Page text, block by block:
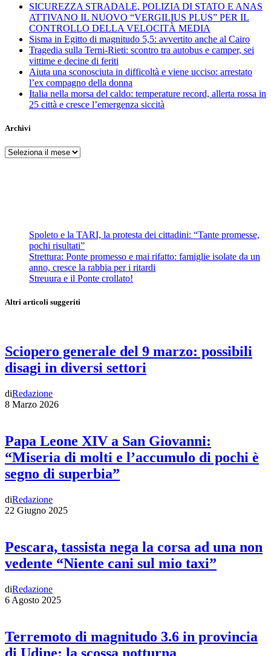
SICUREZZA STRADALE, POLIZIA DI STATO E ANAS
ATTIVANO IL NUOVO “VERGILIUS PLUS” PER IL
CONTROLLO DELLA VELOCITÀ MEDIA
Sisma in Egitto di magnitudo 5,5: avvertito anche al Cairo
Tragedia sulla Terni-Rieti: scontro tra autobus e camper, sei
vittime e decine di feriti
Aiuta una sconosciuta in difficoltà e viene ucciso: arrestato
l’ex compagno della donna
Italia nella morsa del caldo: temperature record, allerta rossa in
25 città e cresce l’emergenza siccità
Archivi
Archivi
Spoleto e la TARI, la protesta dei cittadini: “Tante promesse,
pochi risultati”
Strettura: Ponte promesso e mai rifatto: famiglie isolate da un
anno, cresce la rabbia per i ritardi
Streuura e il Ponte crollato!
Altri articoli suggeriti
Sciopero generale del 9 marzo: possibili
disagi in diversi settori
diRedazione
8 Marzo 2026
Papa Leone XIV a San Giovanni:
“Miseria di molti e l’accumulo di pochi è
segno di superbia”
diRedazione
22 Giugno 2025
Pescara, tassista nega la corsa ad una non
vedente “Niente cani sul mio taxi”
diRedazione
6 Agosto 2025
Terremoto di magnitudo 3.6 in provincia
di Udine: la scossa notturna